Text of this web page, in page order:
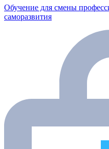
Обучение для смены
саморазвития